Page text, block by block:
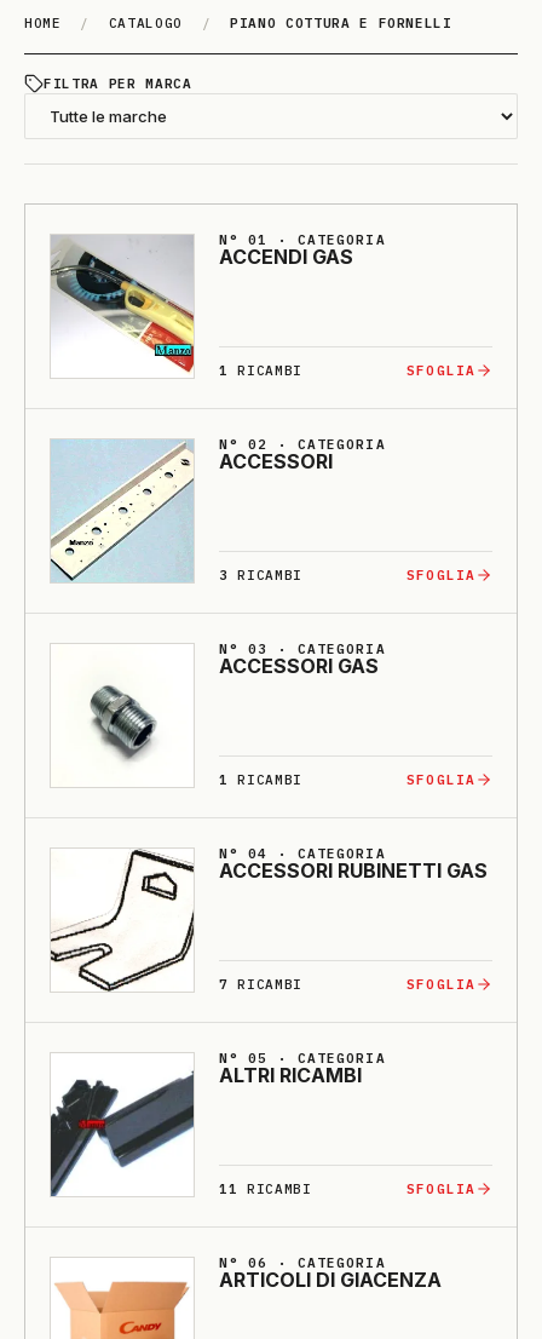
HOME / CATALOGO / PIANO COTTURA E FORNELLI
PIA­NO COTTU­RA E FORNELLI
FILTRA PER MARCA
N° 01 · CATEGORIA
ACCENDI GAS
1 RICAMBI SFOGLIA
N° 02 · CATEGORIA
ACCESSO­RI
3 RICAMBI SFOGLIA
N° 03 · CATEGORIA
ACCESSO­RI GAS
1 RICAMBI SFOGLIA
N° 04 · CATEGORIA
ACCESSO­RI RU­BI­NETTI GAS
7 RICAMBI SFOGLIA
N° 05 · CATEGORIA
ALTRI RI­CAMBI
11 RICAMBI SFOGLIA
N° 06 · CATEGORIA
ARTI­CO­LI DI GIA­CENZA